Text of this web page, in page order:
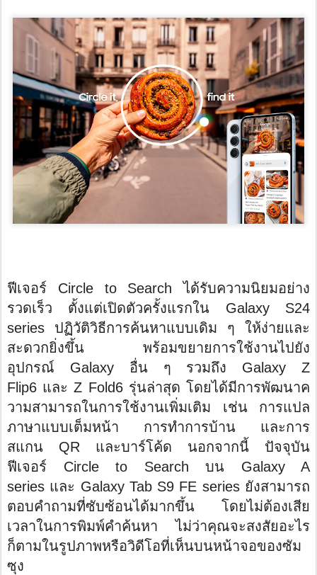
ฟีเจอร์ Circle to Searchได้รับความนิยมอย่าง
รวดเร็ว ตั้งแต่เปิดตัวครั้งแรกใน Galaxy S24
series ปฏิวัติวิธีการค้นหาแบบเดิม ๆ ให้ง่ายและ
สะดวกยิ่งขึ้น พร้อมขยายการใช้งานไปยัง
อุปกรณ์ Galaxy อื่น ๆ รวมถึง Galaxy Z
Flip6 และZ Fold6 รุ่นล่าสุด โดยได้มีการพัฒนาค
วามสามารถในการใช้งานเพิ่มเติม เช่น การแปล
ภาษาแบบเต็มหน้า การทำการบ้าน และการ
สแกน QR และบาร์โค้ด นอกจากนี้ ปัจจุบัน
ฟีเจอร์ Circle to Search บน Galaxy A
series และ Galaxy Tab S9 FE series ยังสามารถ
ตอบคำถามที่ซับซ้อนได้มากขึ้น โดยไม่ต้องเสีย
เวลาในการพิมพ์คำค้นหา ไม่ว่าคุณจะสงสัยอะไร
ก็ตามในรูปภาพหรือวิดีโอที่เห็นบนหน้าจอของซัม
ซุง